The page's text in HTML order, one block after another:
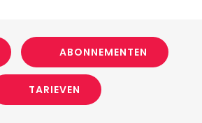
ABONNEMENTEN
TARIEVEN